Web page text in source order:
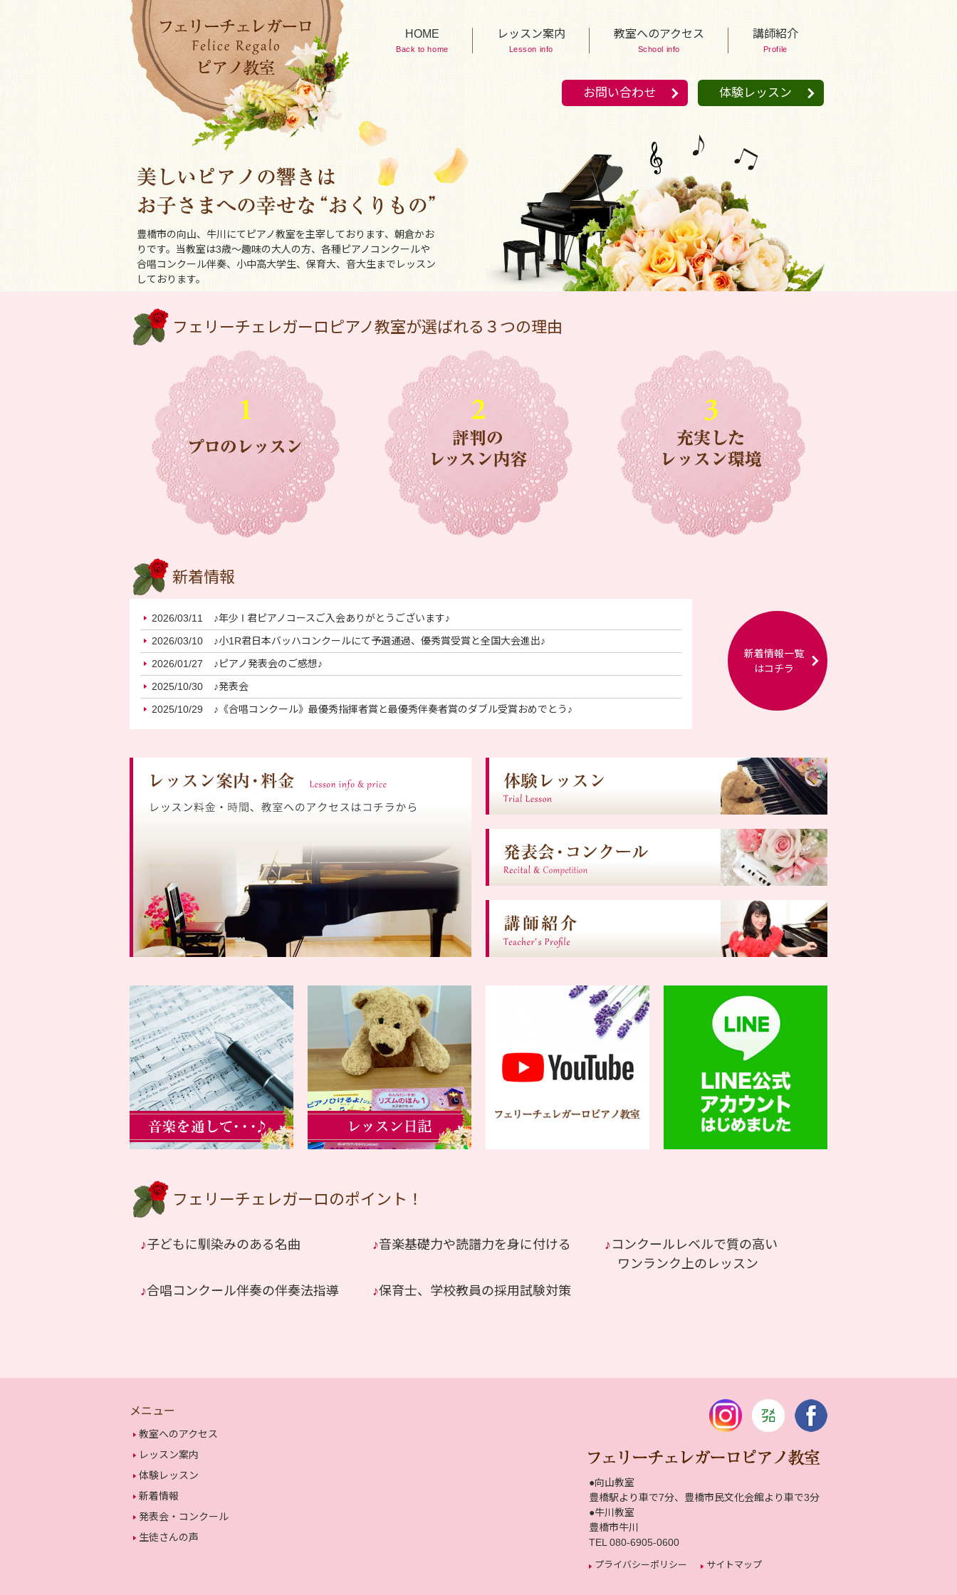
お問い合わせ 体験レッスン
HOME
Back to home
レッスン案内
Lesson info
教室へのアクセス
School info
講師紹介
Profile
豊橋市の向山、牛川にてピアノ教室を主宰しております、朝倉かお
りです。当教室は3歳～趣味の大人の方、各種ピアノコンクールや
合唱コンクール伴奏、小中高大学生、保育大、音大生までレッスン
しております。
フェリーチェレガーロピアノ教室が選ばれる３つの理由
新着情報
2026/03/11
♪年少 I 君ピアノコースご入会ありがとうございます♪
2026/03/10
♪小1R君日本バッハコンクールにて予選通過、優秀賞受賞と全国大会進出♪
2026/01/27
♪ピアノ発表会のご感想♪
2025/10/30
♪発表会
2025/10/29
♪《合唱コンクール》最優秀指揮者賞と最優秀伴奏者賞のダブル受賞おめでとう♪
新着情報一覧
はコチラ
フェリーチェレガーロのポイント！
♪子どもに馴染みのある名曲 ♪音楽基礎力や読譜力を身に付ける ♪ コンクールレベルで質の高い
ワンランク上のレッスン
♪合唱コンクール伴奏の伴奏法指導 ♪保育士、学校教員の採用試験対策
メニュー
教室へのアクセス
レッスン案内
体験レッスン
新着情報
発表会・コンクール
生徒さんの声
●向山教室
豊橋駅より車で7分、豊橋市民文化会館より車で3分
●牛川教室
豊橋市牛川
TEL 080-6905-0600
プライバシーポリシー サイトマップ